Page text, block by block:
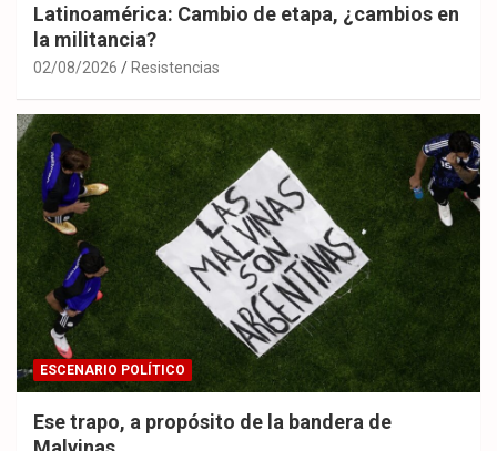
Latinoamérica: Cambio de etapa, ¿cambios en
la militancia?
02/08/2026 Resistencias
ESCENARIO POLÍTICO
Ese trapo, a propósito de la bandera de